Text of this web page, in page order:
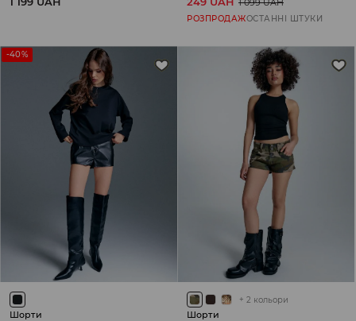
1 099 UAH
РОЗПРОДАЖОСТАННІ ШТУКИ
-40%
Шорти
+ 2 кольори
Шорти